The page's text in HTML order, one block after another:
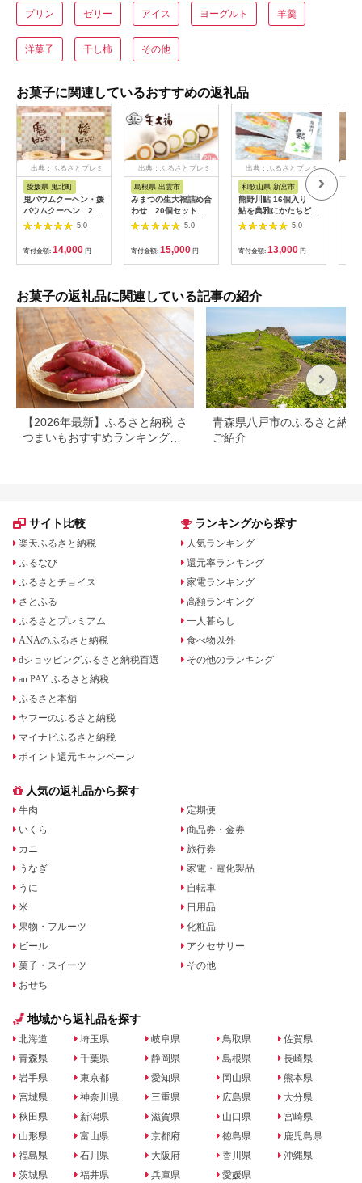
プリン ゼリー アイス ヨーグルト 羊羹
洋菓子 干し柿 その他
お菓子に関連しているおすすめの返礼品
出典：ふるさとプレミ
愛媛県 鬼北町
鬼バウムクーヘン・媛
バウムクーヘン 2種
詰合せ ｜ 洋菓子 菓子
ト お土産 ハード ソフ
ト 愛媛県 鬼北町
5.0
寄付金額: 14,000 円
出典：ふるさとプレミ
島根県 出雲市
みまつの生大福詰め合
わせ 20個セット
322032_EU0025.0
寄付金額: 15,000 円
出典：ふるさとプレミ
アム
和歌山県 新宮市
熊野川鮎 16個入り
鮎を典雅にかたちどっ
た銘菓 詰め合わせ
ギフト【fks104A】
5.0
寄付金額: 13,000 円
お菓子の返礼品に関連している記事の紹介
【2026年最新】ふるさと納税 さ
つまいもおすすめランキング｜
青森県八戸市のふるさと納税
ご紹介
サイト比較
楽天ふるさと納税
ふるなび
ふるさとチョイス
さとふる
ふるさとプレミアム
ANAのふるさと納税
dショッピングふるさと納税百選
au PAY ふるさと納税
ふるさと本舗
ヤフーのふるさと納税
マイナビふるさと納税
ポイント還元キャンペーン
ランキングから探す
人気ランキング
還元率ランキング
家電ランキング
高額ランキング
一人暮らし
食べ物以外
その他のランキング
人気の返礼品から探す
牛肉
いくら
カニ
うなぎ
うに
米
果物・フルーツ
ビール
菓子・スイーツ
おせち
定期便
商品券・金券
旅行券
家電・電化製品
自転車
日用品
化粧品
アクセサリー
その他
地域から返礼品を探す
北海道
青森県
岩手県
宮城県
秋田県
山形県
福島県
茨城県
埼玉県
千葉県
東京都
神奈川県
新潟県
富山県
石川県
福井県
岐阜県
静岡県
愛知県
三重県
滋賀県
京都府
大阪府
兵庫県
鳥取県
島根県
岡山県
広島県
山口県
徳島県
香川県
愛媛県
佐賀県
長崎県
熊本県
大分県
宮崎県
鹿児島県
沖縄県